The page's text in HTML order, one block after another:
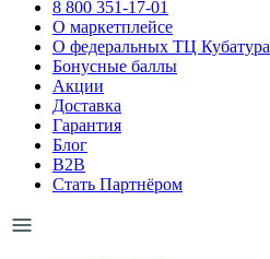
8 800 351-17-01
О маркетплейсе
О федеральных ТЦ Кубатура
Бонусные баллы
Акции
Доставка
Гарантия
Блог
B2B
Стать Партнёром